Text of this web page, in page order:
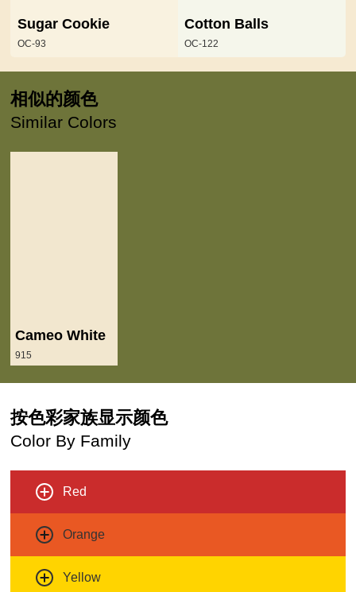
Sugar Cookie
OC-93
Cotton Balls
OC-122
相似的颜色
Similar Colors
Cameo White
915
按色彩家族显示颜色
Color By Family
Red
Orange
Yellow